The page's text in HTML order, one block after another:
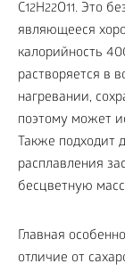
С12Н22О11. Это
являющееся
калорийность
растворяется в
нагревании,
поэтому может
Также подходит
расплавления
бесцветную
Главная
отличие от